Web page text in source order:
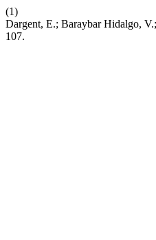
(1)
Dargent, E.; Baraybar Hidalgo,
107.